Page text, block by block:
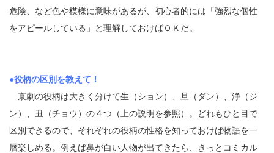
危険、など色や模様に意味があるが、初心者的には「強烈な個性
をアピールしている」と理解しておけばＯＫだ。
●役柄の区別を教えて！
京劇の役柄は大きく分けて生（ション）、旦（ダン）、浄（ジ
ン）、丑（チョウ）の４つ（上の説明を参照）。どれもひと目で
区別できるので、それぞれの役柄の性格を知っておけば物語を一
層楽しめる。例えば鼻が白い人物が出てきたら、きっとコミカル